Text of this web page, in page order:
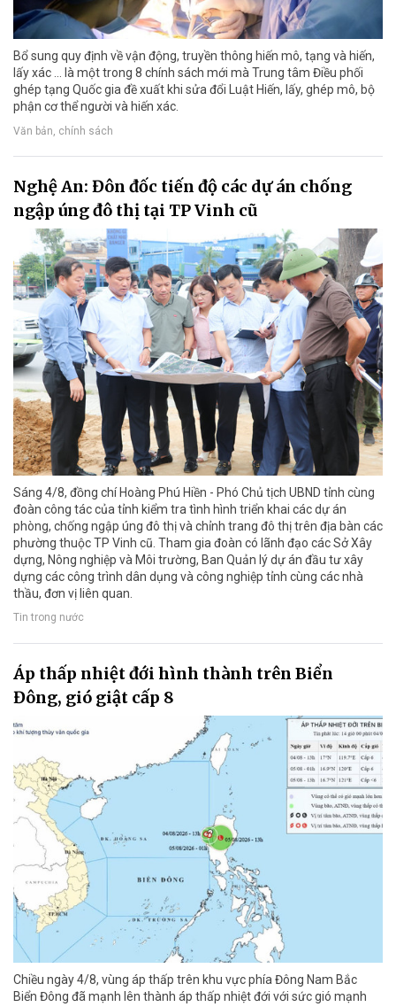
Bổ sung quy định về vận động, truyền thông hiến mô, tạng và hiến,
lấy xác ... là một trong 8 chính sách mới mà Trung tâm Điều phối
ghép tạng Quốc gia đề xuất khi sửa đổi Luật Hiến, lấy, ghép mô, bộ
phận cơ thể người và hiến xác.
Văn bản, chính sách
Nghệ An: Đôn đốc tiến độ các dự án chống
ngập úng đô thị tại TP Vinh cũ
Sáng 4/8, đồng chí Hoàng Phú Hiền - Phó Chủ tịch UBND tỉnh cùng
đoàn công tác của tỉnh kiểm tra tình hình triển khai các dự án
phòng, chống ngập úng đô thị và chỉnh trang đô thị trên địa bàn các
phường thuộc TP Vinh cũ. Tham gia đoàn có lãnh đạo các Sở Xây
dựng, Nông nghiệp và Môi trường, Ban Quản lý dự án đầu tư xây
dựng các công trình dân dụng và công nghiệp tỉnh cùng các nhà
thầu, đơn vị liên quan.
Tin trong nước
Áp thấp nhiệt đới hình thành trên Biển
Đông, gió giật cấp 8
Chiều ngày 4/8, vùng áp thấp trên khu vực phía Đông Nam Bắc
Biển Đông đã mạnh lên thành áp thấp nhiệt đới với sức gió mạnh